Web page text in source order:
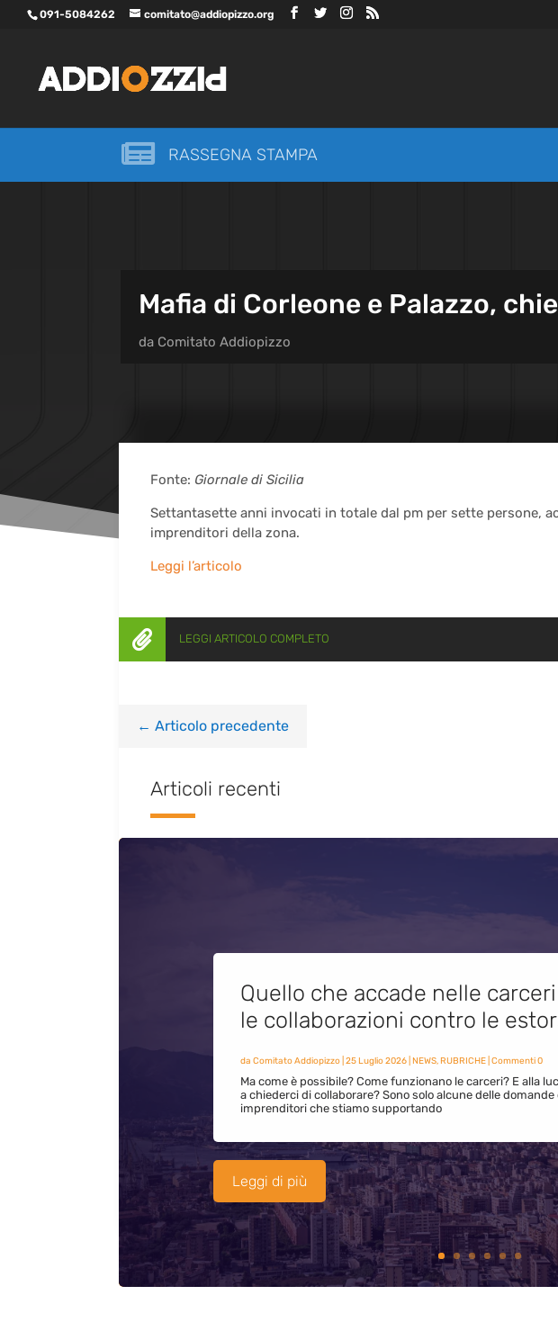
091-5084262 comitato@addiopizzo.org
 RASSEGNA STAMPA
Mafia di Corleone e Palazzo,
da Comitato Addiopizzo
Fonte: Giornale di Sicilia
Settantasette anni invocati in totale dal pm per sette persone,
imprenditori della zona.
Leggi l’articolo
 LEGGI ARTICOLO COMPLETO
← Articolo precedente
Articoli recenti
Quello che accade nelle
le collaborazioni contro le
da Comitato Addiopizzo| 25 Luglio 2026| NEWS,RUBRICHE| Commenti 0
Ma come è possibile? Come funzionano le carceri? E alla
a chiederci di collaborare? Sono solo alcune delle
imprenditori che stiamo supportando
Leggi di più